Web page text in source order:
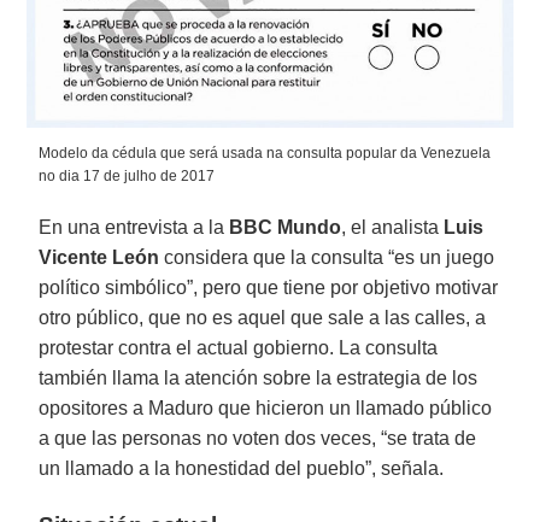
Modelo da cédula que será usada na consulta popular da Venezuela
no dia 17 de julho de 2017
En una entrevista a la BBC Mundo, el analista Luis
Vicente León considera que la consulta “es un juego
político simbólico”, pero que tiene por objetivo motivar
otro público, que no es aquel que sale a las calles, a
protestar contra el actual gobierno. La consulta
también llama la atención sobre la estrategia de los
opositores a Maduro que hicieron un llamado público
a que las personas no voten dos veces, “se trata de
un llamado a la honestidad del pueblo”, señala.